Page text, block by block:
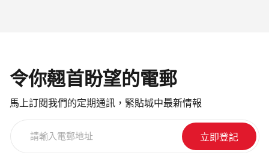
令你翹首盼望的電郵
馬上訂閱我們的定期通訊，緊貼城中最新情報